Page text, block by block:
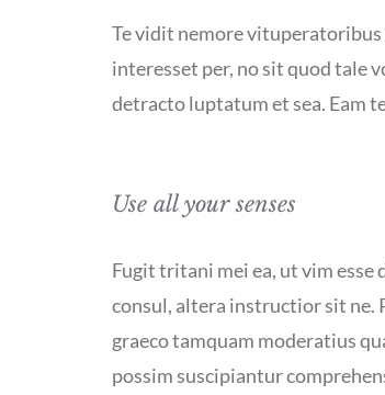
Te vidit nemore vituperatoribus
interesset per, no sit quod tale
detracto luptatum et sea. Eam
Use all your senses
Fugit tritani mei ea, ut vim esse
consul, altera instructior sit ne.
graeco tamquam moderatius
possim suscipiantur